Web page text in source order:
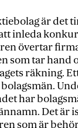
är det
inleda
övertar
som tar hand
räkning.
har
Det är
som är